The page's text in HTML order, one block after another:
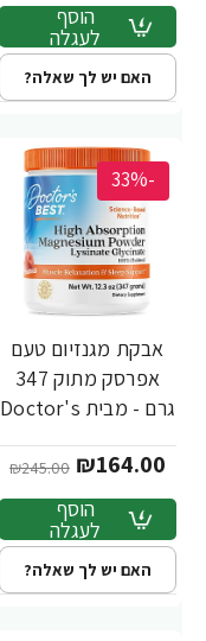
הוסף
לעגלה
האם יש לך שאלה?
-33%
אבקת מגנזיום טעם
אפרסק מתוק 347
גרם - מבית Doctor's
₪164.00
₪245.00
הוסף
לעגלה
האם יש לך שאלה?